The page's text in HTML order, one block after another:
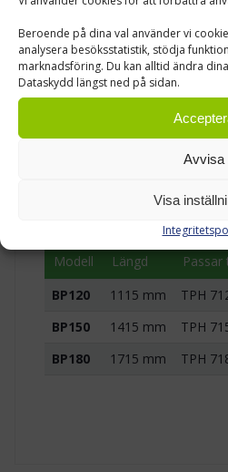
Beroende på dina val använder vi
analysera besöksstatistik, stödja
marknadsföring. Du kan alltid ändra
Dataskydd längst ned på sidan.
Avvisa
Visa
typiska exempel på
vara nära till hands.
TRE MODELLER FÖR
Backprofil BP finns i tre
efter Treston TPH-
rätt arbetsbredd för
Modell Längd Passar
BP120
1115 mm TPH
BP150
1415 mm TPH
BP180
1715 mm TPH